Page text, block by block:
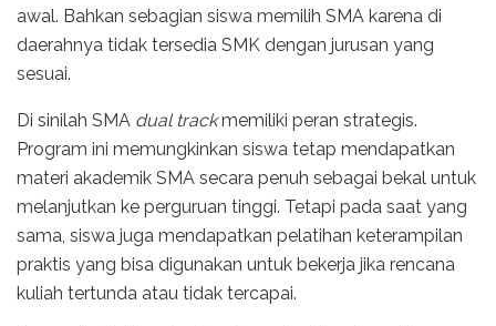
awal. Bahkan sebagian siswa memilih SMA karena di
daerahnya tidak tersedia SMK dengan jurusan yang
sesuai.
Di sinilah SMA dual trackmemiliki peran strategis.
Program ini memungkinkan siswa tetap mendapatkan
materi akademik SMA secara penuh sebagai bekal untuk
melanjutkan ke perguruan tinggi. Tetapi pada saat yang
sama, siswa juga mendapatkan pelatihan keterampilan
praktis yang bisa digunakan untuk bekerja jika rencana
kuliah tertunda atau tidak tercapai.